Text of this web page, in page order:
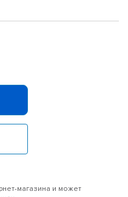
магазина и может